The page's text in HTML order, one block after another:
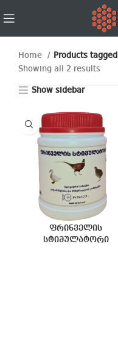
Home
Products
Showing all 2 results
Show sidebar
ფრინველის
სტიმულატორი